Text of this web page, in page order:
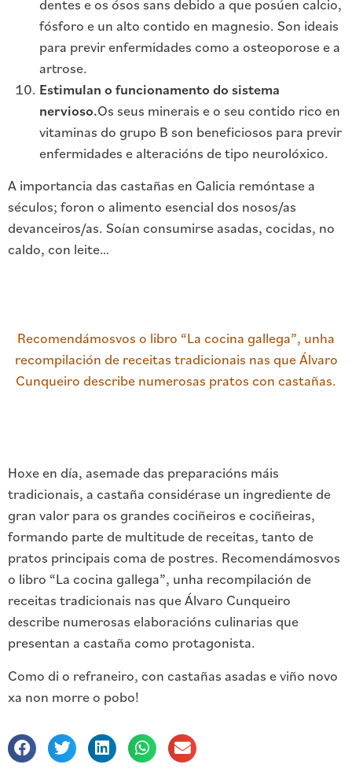
dentes e os ósos sans debido a que posúen calcio,
fósforo e un alto contido en magnesio. Son ideais
para previr enfermidades como a osteoporose e a
artrose.
Estimulan o funcionamento do sistema
nervioso.Os seus minerais e o seu contido rico en
vitaminas do grupo B son beneficiosos para previr
enfermidades e alteracións de tipo neurolóxico.
A importancia das castañas en Galicia remóntase a
séculos; foron o alimento esencial dos nosos/as
devanceiros/as. Soían consumirse asadas, cocidas, no
caldo, con leite…
Recomendámosvos o libro “La cocina gallega”, unha
recompilación de receitas tradicionais nas que Álvaro
Cunqueiro describe numerosas pratos con castañas.
Hoxe en día, asemade das preparacións máis
tradicionais, a castaña considérase un ingrediente de
gran valor para os grandes cociñeiros e cociñeiras,
formando parte de multitude de receitas, tanto de
pratos principais coma de postres. Recomendámosvos
o libro “La cocina gallega”, unha recompilación de
receitas tradicionais nas que Álvaro Cunqueiro
describe numerosas elaboracións culinarias que
presentan a castaña como protagonista.
Como di o refraneiro, con castañas asadas e viño novo
xa non morre o pobo!